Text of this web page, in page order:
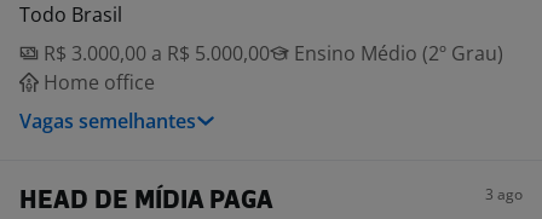
Todo Brasil
R$ 3.000,00 a R$ 5.000,00
Ensino Médio (2º Grau)
Home office
Vagas semelhantes
HEAD DE MÍDIA PAGA 3 ago